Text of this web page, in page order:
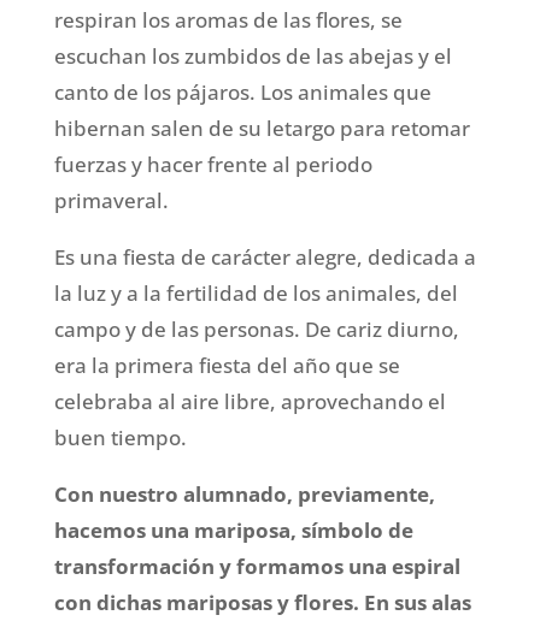
respiran los aromas de las flores, se
escuchan los zumbidos de las abejas y el
canto de los pájaros. Los animales que
hibernan salen de su letargo para retomar
fuerzas y hacer frente al periodo
primaveral.
Es una fiesta de carácter alegre, dedicada a
la luz y a la fertilidad de los animales, del
campo y de las personas. De cariz diurno,
era la primera fiesta del año que se
celebraba al aire libre, aprovechando el
buen tiempo.
Con nuestro alumnado, previamente,
hacemos una mariposa, símbolo de
transformación y formamos una espiral
con dichas mariposas y flores. En sus alas